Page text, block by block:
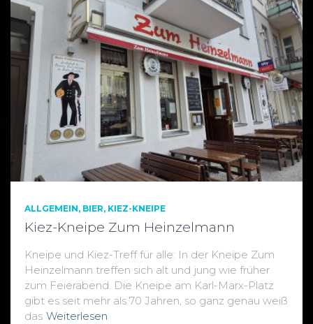
ALLGEMEIN BIER KIEZ-KNEIPE
Kiez-Kneipe Zum Heinzelmann
Kneipe und Kiez-Treff für alle: In der Kneipe Zum
Heinzelmann treffen sich alt und jung wie früher
zum Feierabend. Die Kneipe am Karl-Marx-Platz
gibt es seit mehr als 70 Jahren, so ganz genau weiß
das Weiterlesen